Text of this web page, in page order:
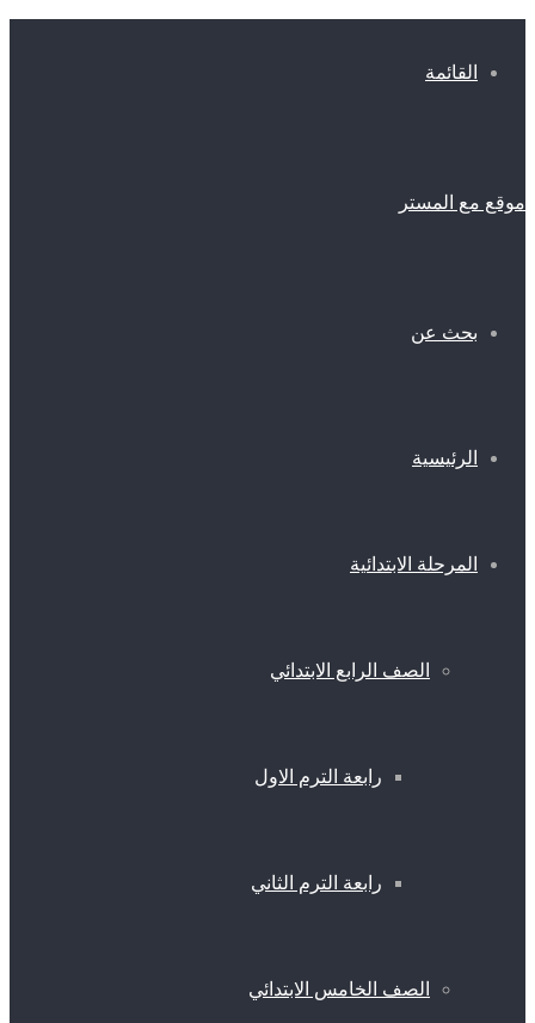
القائمة
موقع مع المستر
بحث عن
الرئيسية
المرحلة الابتدائية
الصف الرابع الابتدائي
رابعة الترم الاول
رابعة الترم الثاني
الصف الخامس الابتدائي